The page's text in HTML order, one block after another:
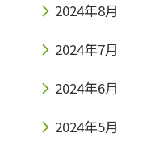
2024年8月
2024年7月
2024年6月
2024年5月